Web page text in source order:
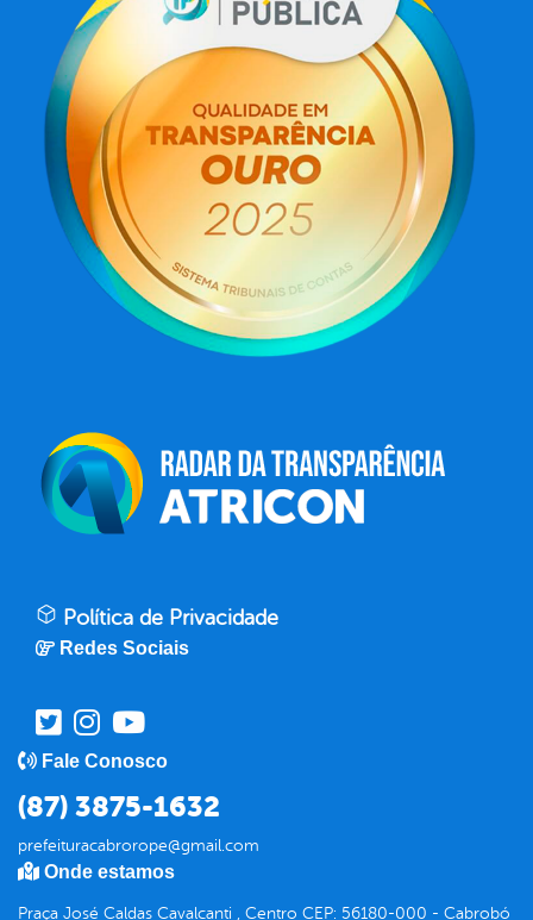
Política de Privacidade
Redes Sociais
Fale Conosco
(87) 3875-1632
prefeituracabrorope@gmail.com
Onde estamos
Praça José Caldas Cavalcanti , Centro CEP: 56180-000 - Cabrobó